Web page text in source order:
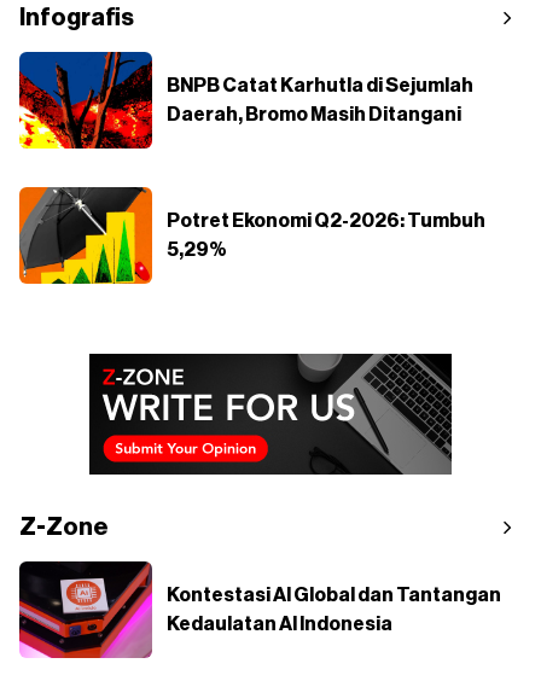
Infografis
BNPB Catat Karhutla di Sejumlah
Daerah, Bromo Masih Ditangani
Potret Ekonomi Q2-2026: Tumbuh
5,29%
Z-Zone
Kontestasi AI Global dan Tantangan
Kedaulatan AI Indonesia